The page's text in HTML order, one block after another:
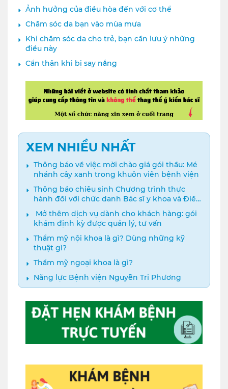
Ảnh hưởng của điều hòa đến với cơ thể
Chăm sóc da bạn vào mùa mưa
Khi chăm sóc da cho trẻ, bạn cần lưu ý những
điều này
Cẩn thận khi bị say nắng
XEM NHIỀU NHẤT
Thông báo về việc mời chào giá gói thầu: Mé
nhánh cây xanh trong khuôn viên bệnh viện
Thông báo chiêu sinh Chương trình thực
hành đối với chức danh Bác sĩ y khoa và Điều
dưỡng năm 2024
️ Mở thêm dịch vụ dành cho khách hàng: gói
khám định kỳ được quản lý, tư vấn
Thẩm mỹ nội khoa là gì? Dùng những kỹ
thuật gì?
Thẩm mỹ ngoại khoa là gì?
Năng lực Bệnh viện Nguyễn Tri Phương